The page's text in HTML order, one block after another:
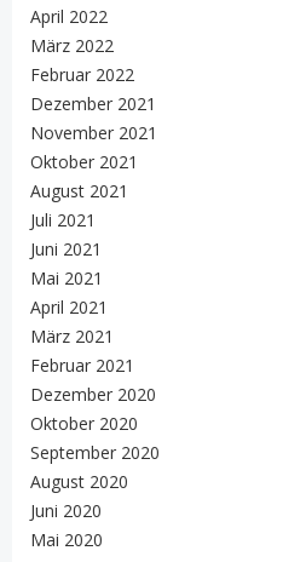
April 2022
März 2022
Februar 2022
Dezember 2021
November 2021
Oktober 2021
August 2021
Juli 2021
Juni 2021
Mai 2021
April 2021
März 2021
Februar 2021
Dezember 2020
Oktober 2020
September 2020
August 2020
Juni 2020
Mai 2020